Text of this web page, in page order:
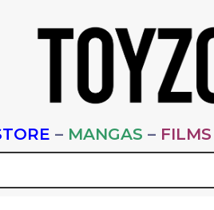
– MANGAS – FILMS